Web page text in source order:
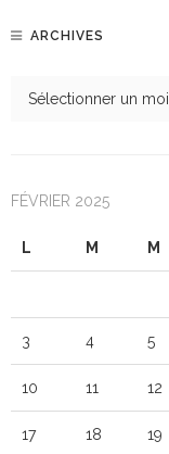
ARCHIVES
FÉVRIER 2025
L M M
3 4 5
10 11 12
17 18 19